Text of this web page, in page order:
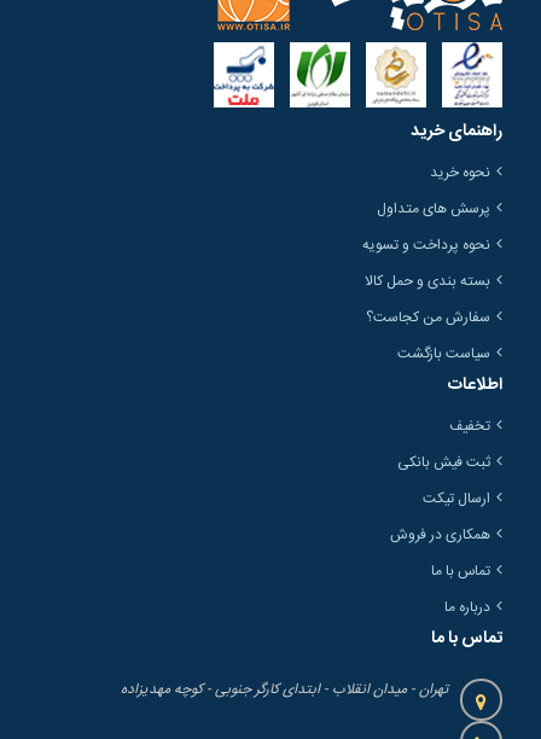
راهنمای خرید
نحوه خرید
پرسش های متداول
نحوه پرداخت و تسویه
بسته بندی و حمل کالا
سفارش من کجاست؟
سیاست بازگشت
اطلاعات
تخفیف
ثبت فیش بانکی
ارسال تیکت
همکاری در فروش
تماس با ما
درباره ما
تماس با ما
تهران - میدان انقلاب - ابتدای کارگر جنوبی - کوچه مهدیزاده